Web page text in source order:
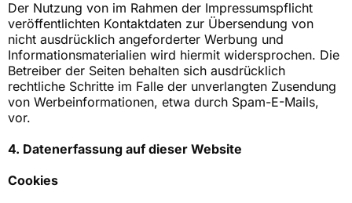
Der Nutzung von im Rahmen der Impressumspflicht
veröffentlichten Kontaktdaten zur Übersendung von
nicht ausdrücklich angeforderter Werbung und
Informationsmaterialien wird hiermit widersprochen. Die
Betreiber der Seiten behalten sich ausdrücklich
rechtliche Schritte im Falle der unverlangten Zusendung
von Werbeinformationen, etwa durch Spam-E-Mails,
vor.
4. Datenerfassung auf dieser Website
Cookies